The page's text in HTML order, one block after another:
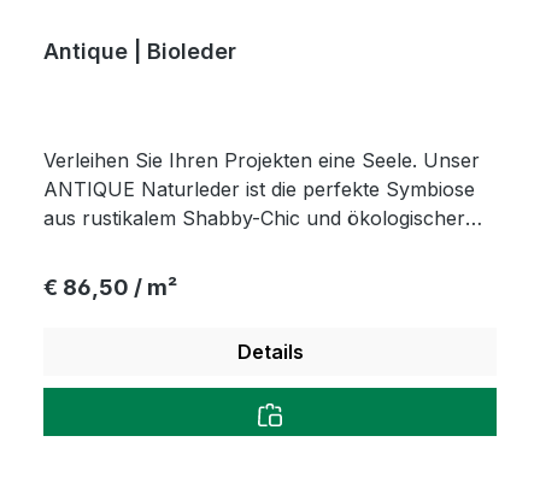
Antique | Bioleder
Verleihen Sie Ihren Projekten eine Seele. Unser
ANTIQUE Naturleder ist die perfekte Symbiose
aus rustikalem Shabby-Chic und ökologischer
trendige Taschen oder weiche Kinderschuhe –
dieses vegetabil nachgegerbte Leder überzeugt !
Regulärer Preis:
€ 86,50 / m²
Details